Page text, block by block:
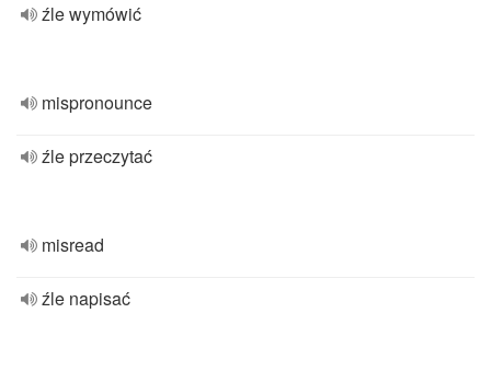
źle wymówić
mispronounce
źle przeczytać
misread
źle napisać